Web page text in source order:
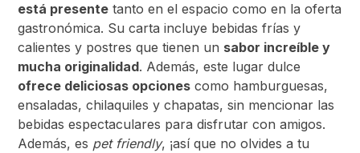
está presente tanto en el espacio como en la oferta
gastronómica. Su carta incluye bebidas frías y
calientes y postres que tienen un sabor increíble y
mucha originalidad. Además, este lugar dulce
ofrece deliciosas opciones como hamburguesas,
ensaladas, chilaquiles y chapatas, sin mencionar las
bebidas espectaculares para disfrutar con amigos.
Además, es pet friendly, ¡así que no olvides a tu